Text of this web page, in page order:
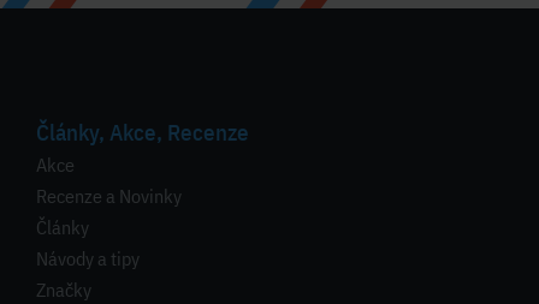
Články, Akce, Recenze
Akce
Recenze a Novinky
Články
Návody a tipy
Značky